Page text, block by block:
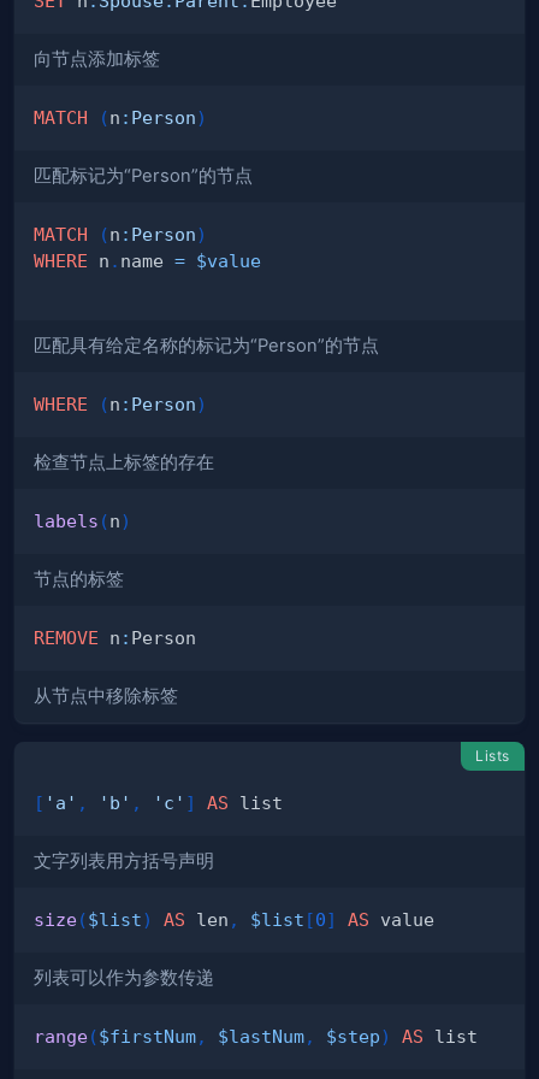
向节点添加标签
MATCH (n : Person)
匹配标记为“Person”的节点
MATCH (n : Person)
WHERE n . name = $value
匹配具有给定名称的标记为“Person”的节点
WHERE (n : Person)
检查节点上标签的存在
labels (n)
节点的标签
REMOVE n :
从节点中移除标签
Lists
[ 'a' , 'b' , 'c' ] AS
文字列表用方括号声明
size($list) AS len , $list [0] AS
列表可以作为参数传递
range($firstNum, $lastNum, $step) AS